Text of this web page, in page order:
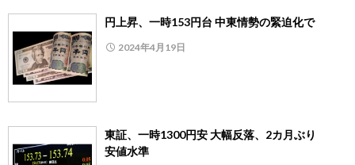
円上昇、一時153円台 中東情勢の緊迫化で
2024年4月19日
東証、一時1300円安 大幅反落、2カ月ぶり
安値水準